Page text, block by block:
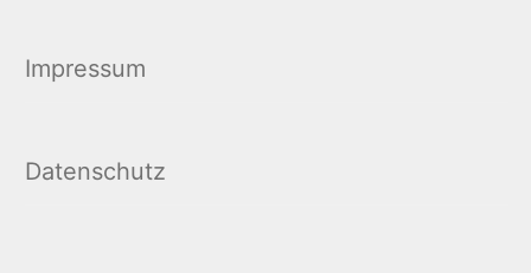
Impressum
Datenschutz